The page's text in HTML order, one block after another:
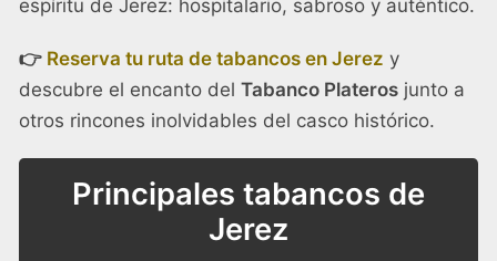
espíritu de Jerez: hospitalario, sabroso y auténtico.
👉 Reserva tu ruta de tabancos en Jerez y
descubre el encanto del Tabanco Plateros junto a
otros rincones inolvidables del casco histórico.
Principales tabancos de
Jerez